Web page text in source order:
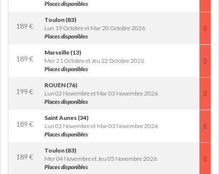
Places disponibles
189 €
Toulon (83)
Lun 19 Octobre et Mar 20 Octobre 2026
Places disponibles
189 €
Marseille (13)
Mer 21 Octobre et Jeu 22 Octobre 2026
Places disponibles
199 €
ROUEN (76)
Lun 02 Novembre et Mar 03 Novembre 2026
Places disponibles
189 €
Saint Aunes (34)
Lun 02 Novembre et Mar 03 Novembre 2026
Places disponibles
189 €
Toulon (83)
Mer 04 Novembre et Jeu 05 Novembre 2026
Places disponibles